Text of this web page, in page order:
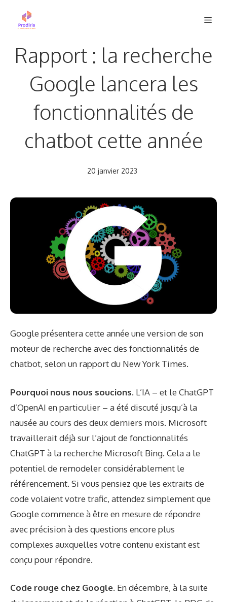
Rapport : la recherche
Google lancera les
fonctionnalités de
chatbot cette année
20 janvier 2023
Google présentera cette année une version de son
moteur de recherche avec des fonctionnalités de
chatbot, selon un rapport du New York Times.
Pourquoi nous nous soucions. L’IA – et le ChatGPT
d’OpenAI en particulier – a été discuté jusqu’à la
nausée au cours des deux derniers mois. Microsoft
travaillerait déjà sur l’ajout de fonctionnalités
ChatGPT à la recherche Microsoft Bing. Cela a le
potentiel de remodeler considérablement le
référencement. Si vous pensiez que les extraits de
code volaient votre trafic, attendez simplement que
Google commence à être en mesure de répondre
avec précision à des questions encore plus
complexes auxquelles votre contenu existant est
conçu pour répondre.
Code rouge chez Google. En décembre, à la suite